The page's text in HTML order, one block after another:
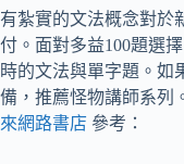
有紮實的文法概念對於
付。面對多益100題選
時的文法與單字題。如
備，推薦怪物講師系列
來網路書店 參考：